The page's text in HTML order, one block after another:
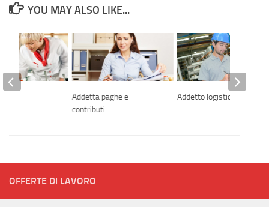
YOU MAY ALSO LIKE...
Addetta paghe e
contributi
Addetto logistica
OFFERTE DI LAVORO